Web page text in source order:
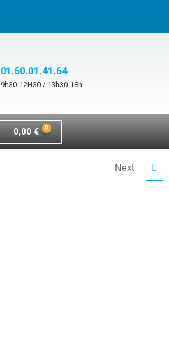
01.60.01.41.64
9h30-12H30 / 13h30-18h
0,00 €
Next